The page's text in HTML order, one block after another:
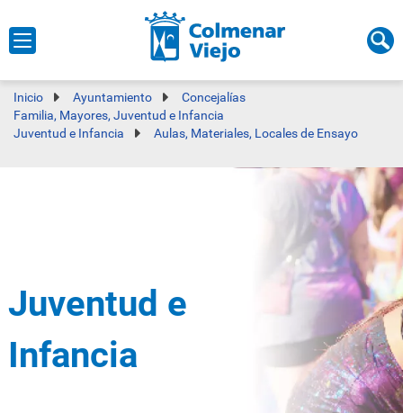
Inicio Ayuntamiento
Concejalías
Familia, Mayores, Juventud e Infancia
Juventud e Infancia
Aulas, Materiales, Locales de Ensayo
Juventud e
Infancia